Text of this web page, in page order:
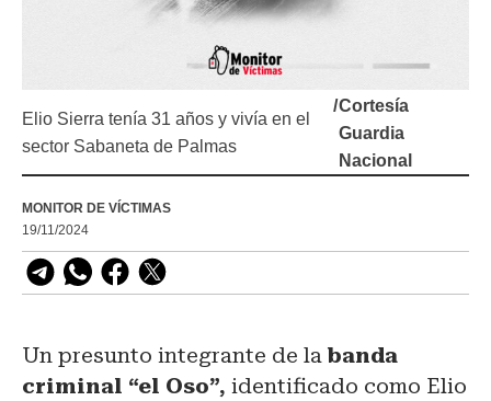
Elio Sierra tenía 31 años y vivía en el
sector Sabaneta de Palmas
/Cortesía
Guardia
Nacional
MONITOR DE VÍCTIMAS
19/11/2024
Un presunto integrante de la banda
criminal “el Oso”, identificado como Elio